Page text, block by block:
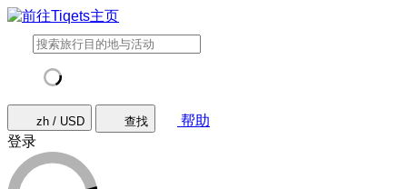
zh / USD 查找
帮助
登录